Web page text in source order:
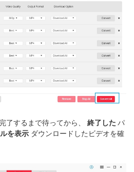
了するまで待ってから、 終了した パ
を表示 ダウンロードしたビデオを確